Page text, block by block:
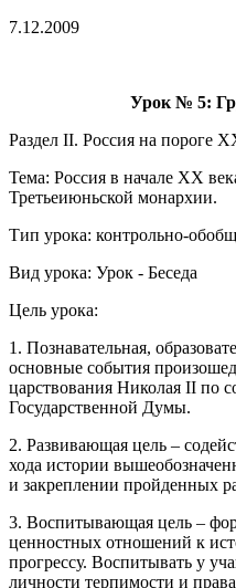
7.12.2009
Урок № 5:
Раздел II. Россия на пороге
Тема: Россия в начале XX
Третьеиюньской монархии.
Тип урока: контрольно-
Вид урока: Урок - Беседа
Цель урока:
1. Познавательная,
основные события
царствования Николая II по
Государственной Думы.
2. Развивающая цель –
хода истории
и закреплении пройденных
3. Воспитывающая цель –
ценностных отношений к
прогрессу. Воспитывать у
личности терпимости и